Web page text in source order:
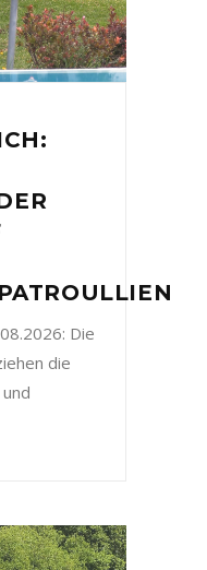
Die
die